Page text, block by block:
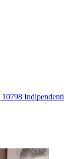
10798 Indipendenti